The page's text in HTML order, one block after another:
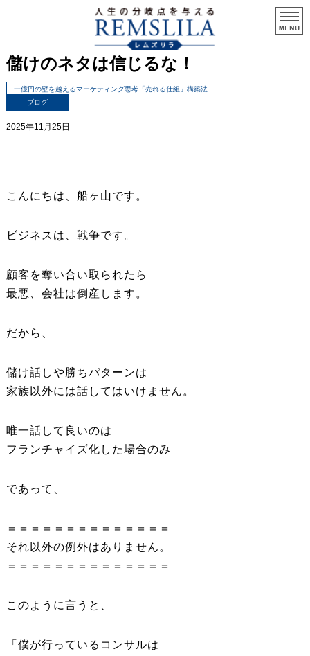
儲けのネタは信じるな！
一億円の壁を越えるマーケティング思考「売れる仕組」構築法
ブログ
2025年11月25日
こんにちは、船ヶ山です。
ビジネスは、戦争です。
顧客を奪い合い取られたら
最悪、会社は倒産します。
だから、
儲け話しや勝ちパターンは
家族以外には話してはいけません。
唯一話して良いのは
フランチャイズ化した場合のみ
であって、
＝＝＝＝＝＝＝＝＝＝＝＝＝＝
それ以外の例外はありません。
＝＝＝＝＝＝＝＝＝＝＝＝＝＝
このように言うと、
「僕が行っているコンサルは